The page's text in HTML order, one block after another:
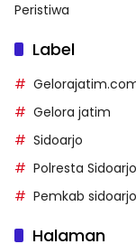
Peristiwa
Label
Gelora jatim
Sidoarjo
Polresta Sidoarjo
Pemkab sidoarjo
Halaman